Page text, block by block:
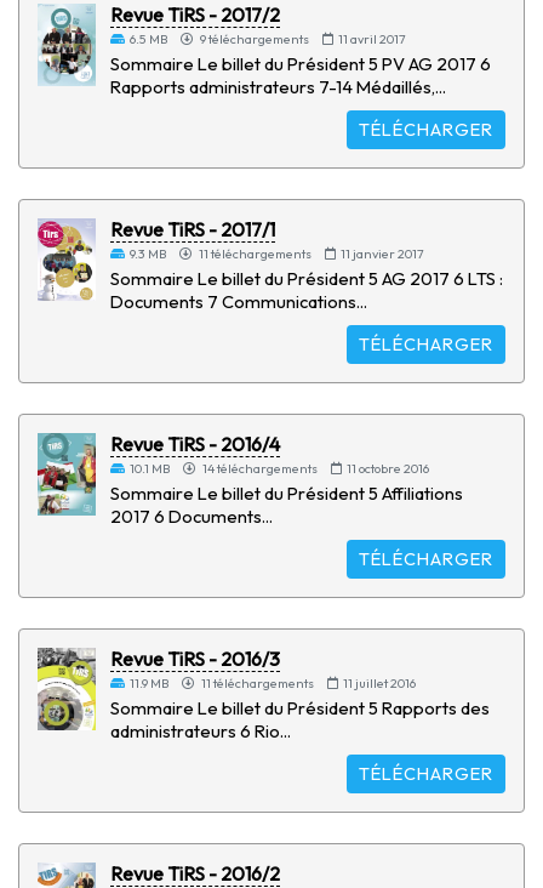
Revue TiRS - 2017/2
6.5 MB 9 téléchargements 11 avril 2017
Sommaire Le billet du Président 5 PV AG 2017 6
Rapports administrateurs 7-14 Médaillés,...
TÉLÉCHARGER
Revue TiRS - 2017/1
9.3 MB 11 téléchargements 11 janvier 2017
Sommaire Le billet du Président 5 AG 2017 6 LTS :
Documents 7 Communications...
TÉLÉCHARGER
Revue TiRS - 2016/4
10.1 MB 14 téléchargements 11 octobre 2016
Sommaire Le billet du Président 5 Affiliations
2017 6 Documents...
TÉLÉCHARGER
Revue TiRS - 2016/3
11.9 MB 11 téléchargements 11 juillet 2016
Sommaire Le billet du Président 5 Rapports des
administrateurs 6 Rio...
TÉLÉCHARGER
Revue TiRS - 2016/2